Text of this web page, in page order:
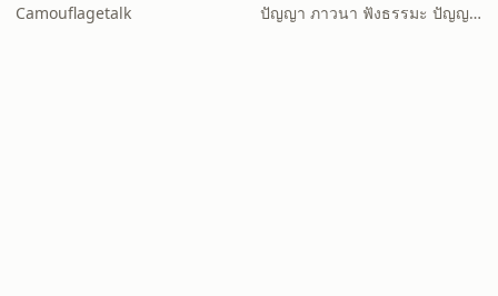
Camouflagetalk ปัญญา ภาวนา ฟังธรรมะ ปัญญาภาวนา Panya Bhavana